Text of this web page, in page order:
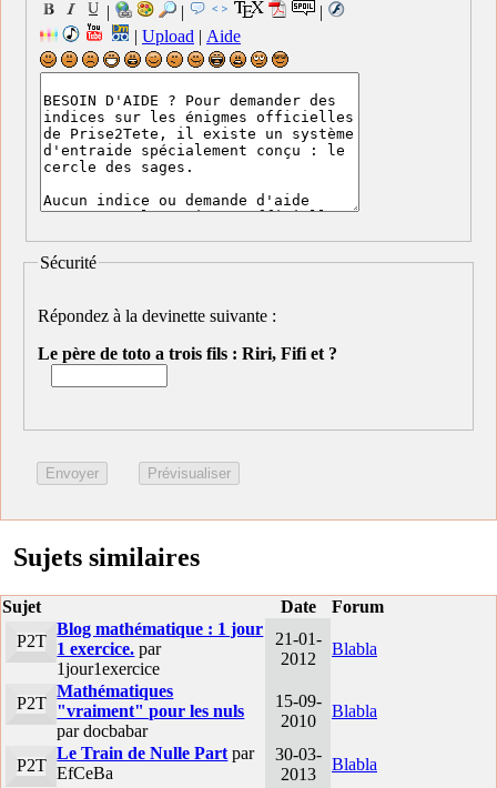
| |
|
| Upload | Aide
Sécurité
Répondez à la devinette suivante :
Le père de toto a trois fils : Riri, Fifi et ?
Sujets similaires
Sujet Date
Forum
P2T
Blog mathématique : 1 jour
1 exercice. par
1jour1exercice
21-01-
2012
Blabla
P2T
Mathématiques
"vraiment" pour les nuls
par docbabar
15-09-
2010
Blabla
P2T
Le Train de Nulle Part par
EfCeBa
30-03-
2013
Blabla